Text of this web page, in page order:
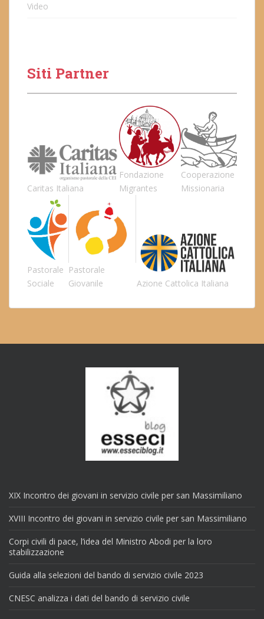
Video
Siti Partner
Caritas Italiana
Fondazione
Migrantes
Cooperazione
Missionaria
Pastorale
Sociale
Pastorale
Giovanile
Azione Cattolica Italiana
XIX Incontro dei giovani in servizio civile per san Massimiliano
XVIII Incontro dei giovani in servizio civile per san Massimiliano
Corpi civili di pace, l’idea del Ministro Abodi per la loro
stabilizzazione
Guida alla selezioni del bando di servizio civile 2023
CNESC analizza i dati del bando di servizio civile